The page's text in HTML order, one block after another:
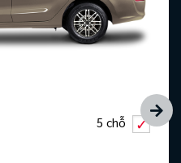
5 chỗ